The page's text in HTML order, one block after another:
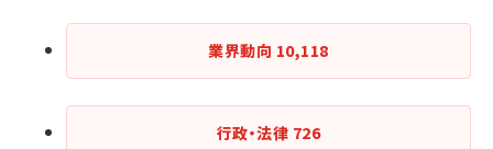
業界動向 10,118
行政・法律 726